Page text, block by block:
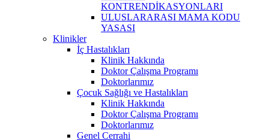
KONTRENDİKASYONLARI
ULUSLARARASI MAMA KODU
YASASI
Klinikler
İç Hastalıkları
Klinik Hakkında
Doktor Çalışma Programı
Doktorlarımız
Çocuk Sağlığı ve Hastalıkları
Klinik Hakkında
Doktor Çalışma Programı
Doktorlarımız
Genel Cerrahi